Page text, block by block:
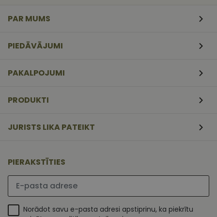
PAR MUMS
PIEDĀVĀJUMI
PAKALPOJUMI
PRODUKTI
JURISTS LIKA PATEIKT
PIERAKSTĪTIES
Lūdzu ievadiet e-pasta adresi
Norādot savu e-pasta adresi apstiprinu, ka piekrītu
CookieScriptConsent
Šo sīkfailu
atcerētos
sīkfailu